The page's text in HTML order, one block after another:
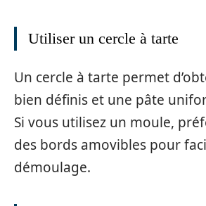
Utiliser un cercle à tarte
Un cercle à tarte permet
bien définis et une pâte
Si vous utilisez un moule,
des bords amovibles pour
démoulage.